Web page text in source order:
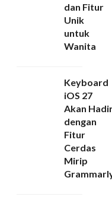
dan Fitur
Unik
untuk
Wanita
Keyboard
iOS 27
Akan
dengan
Fitur
Cerdas
Mirip